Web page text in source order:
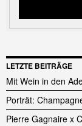
LETZTE BEITRÄGE
Mit Wein in den
Porträt:
Pierre Gagnaire x